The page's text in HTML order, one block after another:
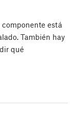
está
También hay
qué